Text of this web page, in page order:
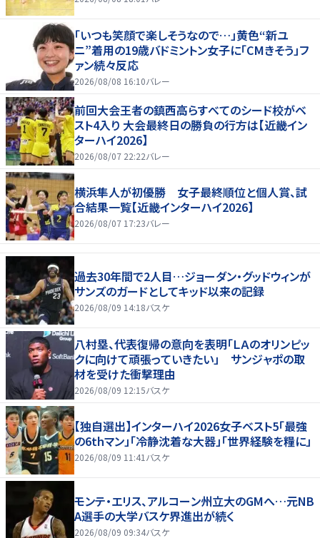
「いつも笑顔で楽しそうなので…」黄色“新ユ
ニ”着用の19歳バドミントン女子に「CMきそう」フ
ァン続々反応
2026/08/08 16:10バレー
前回大会王者の鎮西高らすべてのシード校がベ
スト4入り 大会最終日の勝負の行方は【近畿イン
ターハイ2026】
2026/08/07 22:22バレー
横浜隼人が初優勝 女子最終順位と個人賞、試
合結果一覧【近畿インターハイ2026】
2026/08/07 17:23バレー
過去30年間で2人目…ジョーダン・グッドウィンが
サンズのガードとしてキッド以来の記録
2026/08/09 14:18バスケ
八村塁、代表復帰の意向を表明「ＬＡのオリンピッ
クに向けて頑張っていきたい」 サンジャポの取
材を受けた衝撃理由
2026/08/09 12:15バスケ
【独自選出】インターハイ2026女子ベスト5「最強
の6thマン」「冷静沈着な大器」「世界経験を糧に」
2026/08/09 11:41バスケ
モンテ・エリス、アルコーン州立大のGMへ…元NB
A選手の大学バスケ界進出が続く
2026/08/09 09:34バスケ